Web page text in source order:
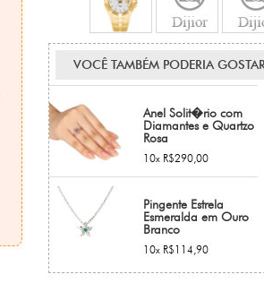
VOCÊ TAMBÉM PODERIA
Anel Solit�rio com
Diamantes e Quartzo
Rosa
10x R$290,00
Pingente Estrela
Esmeralda em Ouro
Branco
10x R$114,90